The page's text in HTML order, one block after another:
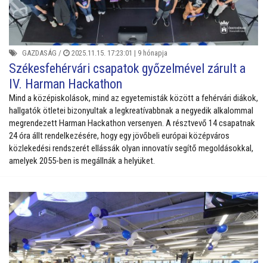
GAZDASÁG / 2025.11.15. 17:23:01 | 9 hónapja
Székesfehérvári csapatok győzelmével zárult a
IV. Harman Hackathon
Mind a középiskolások, mind az egyetemisták között a fehérvári diákok,
hallgatók ötletei bizonyultak a legkreatívabbnak a negyedik alkalommal
megrendezett Harman Hackathon versenyen. A résztvevő 14 csapatnak
24 óra állt rendelkezésére, hogy egy jövőbeli európai középváros
közlekedési rendszerét ellássák olyan innovatív segítő megoldásokkal,
amelyek 2055-ben is megállnák a helyüket.